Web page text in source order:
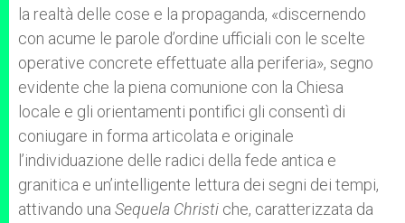
la realtà delle cose e la propaganda, «discernendo
con acume le parole d’ordine ufficiali con le scelte
operative concrete effettuate alla periferia», segno
evidente che la piena comunione con la Chiesa
locale e gli orientamenti pontifici gli consentì di
coniugare in forma articolata e originale
l’individuazione delle radici della fede antica e
granitica e un’intelligente lettura dei segni dei tempi,
attivando una Sequela Christi che, caratterizzata da